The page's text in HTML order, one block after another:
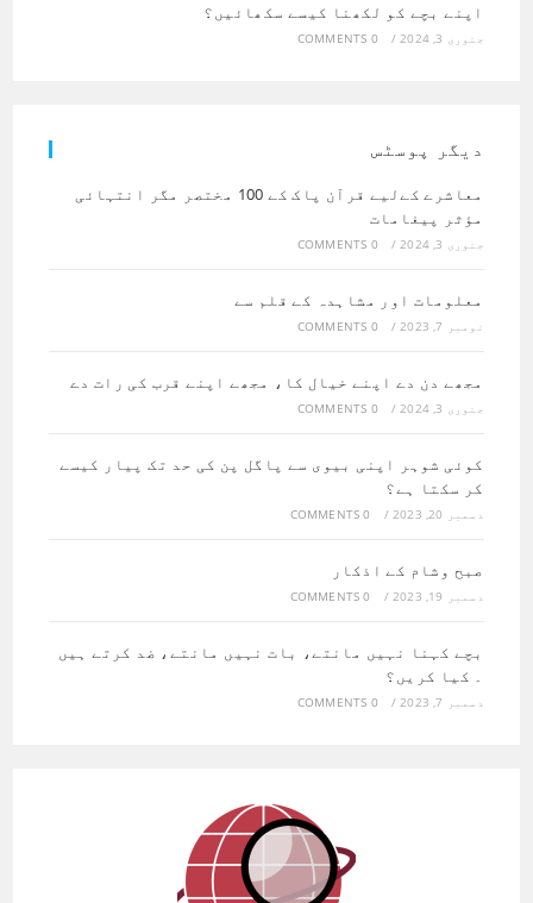
اپنے بچے کو لکھنا کیسے سکھائیں؟
جنوری 3, 2024 /
0 COMMENTS
دیگر پوسٹس
معاشرے کےلیے ‏قرآن پاک کے 100 مختصر مگر انتہائی
مؤثر پیغامات
جنوری 3, 2024 /
0 COMMENTS
معلومات اور مشاہدہ کے قلم سے
نومبر 7, 2023 /
0 COMMENTS
مجھے دن دے اپنے خیال کا، مجھے اپنے قرب کی رات دے
جنوری 3, 2024 /
0 COMMENTS
کوئی شوہر اپنی بیوی سے پاگل پن کی حد تک پیار کیسے
کر سکتا ہے؟
دسمبر 20, 2023 /
0 COMMENTS
صبح وشام کے اذکار
دسمبر 19, 2023 /
0 COMMENTS
بچے کہنا نہیں مانتے، بات نہیں مانتے، ضد کرتے ہیں
۔ کیا کریں؟
دسمبر 7, 2023 /
0 COMMENTS